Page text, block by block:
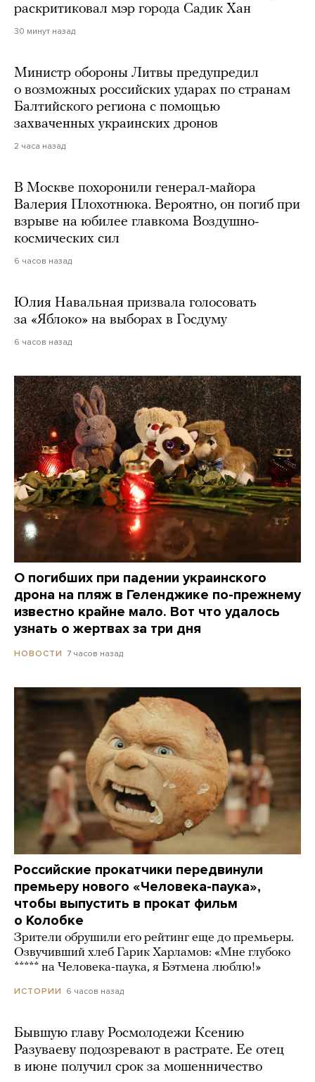
раскритиковал мэр города Садик Хан
30 минут назад
Министр обороны Литвы предупредил
о возможных российских ударах по странам
Балтийского региона с помощью
захваченных украинских дронов
2 часа назад
В Москве похоронили генерал-майора
Валерия Плохотнюка. Вероятно, он погиб при
взрыве на юбилее главкома Воздушно-
космических сил
6 часов назад
Юлия Навальная призвала голосовать
за «Яблоко» на выборах в Госдуму
6 часов назад
О погибших при падении украинского
дрона на пляж в Геленджике по-прежнему
известно крайне мало. Вот что удалось
узнать о жертвах за три дня
НОВОСТИ 7 часов назад
Российские прокатчики передвинули
премьеру нового «Человека-паука»,
чтобы выпустить в прокат фильм
о Колобке
Зрители обрушили его рейтинг еще до премьеры.
Озвучивший хлеб Гарик Харламов: «Мне глубоко
***** на Человека-паука, я Бэтмена люблю!»
ИСТОРИИ 6 часов назад
Бывшую главу Росмолодежи Ксению
Разуваеву подозревают в растрате. Ее отец
в июне получил срок за мошенничество